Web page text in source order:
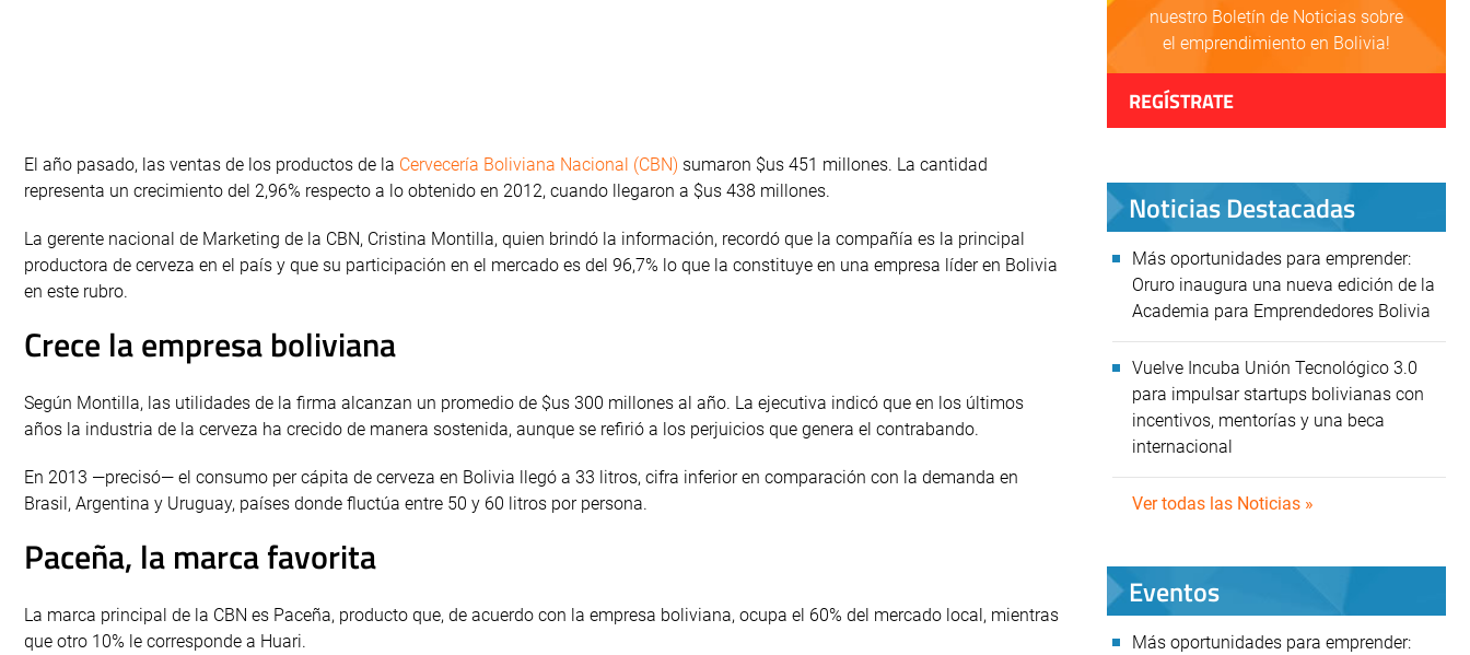
El año pasado, las ventas de los productos de la Cervecería Boliviana Nacional (CBN) sumaron $us 451 millones. La cantidad
representa un crecimiento del 2,96% respecto a lo obtenido en 2012, cuando llegaron a $us 438 millones.
La gerente nacional de Marketing de la CBN, Cristina Montilla, quien brindó la información, recordó que la compañía es la principal
productora de cerveza en el país y que su participación en el mercado es del 96,7% lo que la constituye en una empresa líder en Bolivia
en este rubro.
Crece la empresa boliviana
Según Montilla, las utilidades de la firma alcanzan un promedio de $us 300 millones al año. La ejecutiva indicó que en los últimos
años la industria de la cerveza ha crecido de manera sostenida, aunque se refirió a los perjuicios que genera el contrabando.
En 2013 —precisó— el consumo per cápita de cerveza en Bolivia llegó a 33 litros, cifra inferior en comparación con la demanda en
Brasil, Argentina y Uruguay, países donde fluctúa entre 50 y 60 litros por persona.
Paceña, la marca favorita
La marca principal de la CBN es Paceña, producto que, de acuerdo con la empresa boliviana, ocupa el 60% del mercado local, mientras
que otro 10% le corresponde a Huari.
nuestro Boletín de Noticias sobre
el emprendimiento en Bolivia!
REGÍSTRATE
Noticias Destacadas
Más oportunidades para emprender:
Oruro inaugura una nueva edición de la
Academia para Emprendedores Bolivia
Vuelve Incuba Unión Tecnológico 3.0
para impulsar startups bolivianas con
incentivos, mentorías y una beca
internacional
Ver todas las Noticias »
Eventos
Más oportunidades para emprender: